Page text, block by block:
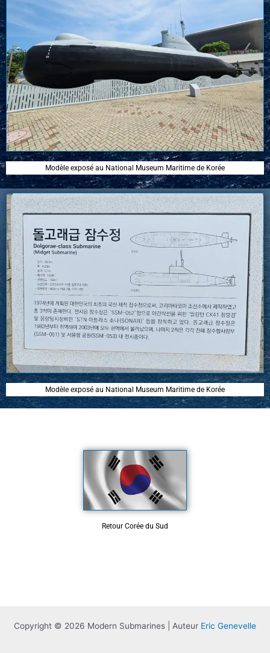
Modèle exposé au National Museum Maritime de Korée
Modèle exposé au National Museum Maritime de Korée
Retour Corée du Sud
Copyright © 2026 Modern Submarines | Auteur Eric Genevelle